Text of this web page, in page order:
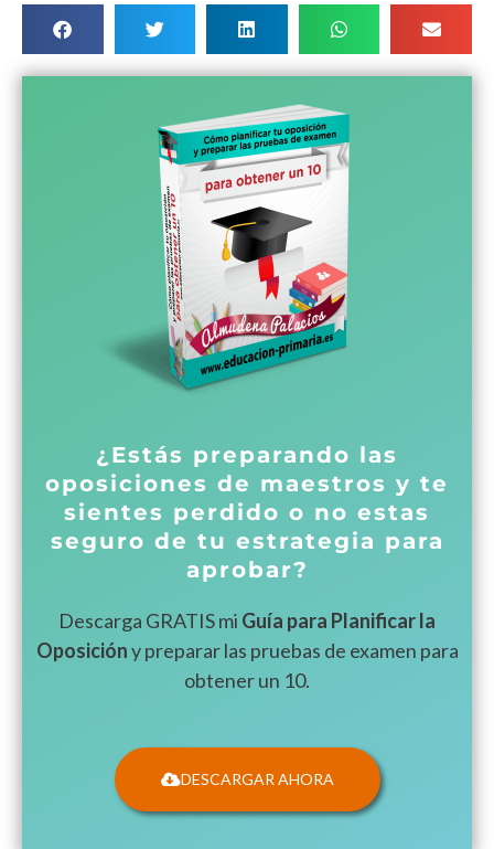
¿Estás preparando las
oposiciones de maestros y te
sientes perdido o no estas
seguro de tu estrategia para
aprobar?
Descarga GRATIS mi Guía para Planificar la
Oposicióny preparar las pruebas de examen para
obtener un 10.
DESCARGAR AHORA